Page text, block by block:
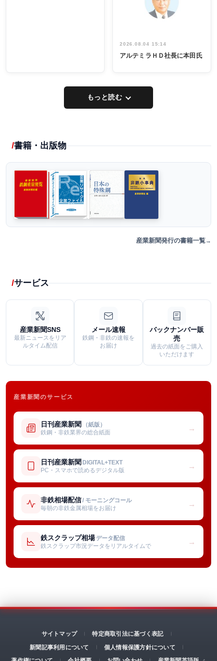
2026.08.04 15:14
アルテミラＨＤ社長に本田氏
もっと読む
書籍・出版物
産業新聞発行の書籍一覧
サービス
産業新聞SNS
最新ニュースをリア
ルタイム配信
メール速報
鉄鋼・非鉄の速報を
お届け
バックナンバー販
売
過去の紙面をご購入
いただけます
産業新聞のサービス
日刊産業新聞 （紙版）
鉄鋼・非鉄業界の総合紙面
→
日刊産業新聞 DIGITAL+TEXT
PC・スマホで読めるデジタル版
→
非鉄相場配信/ モーニングコール
毎朝の非鉄金属相場をお届け
→
鉄スクラップ相場 データ配信
鉄スクラップ市況データをリアルタイムで
→
サイトマップ
特定商取引法に基づく表記
新聞記事利用について
個人情報保護方針について